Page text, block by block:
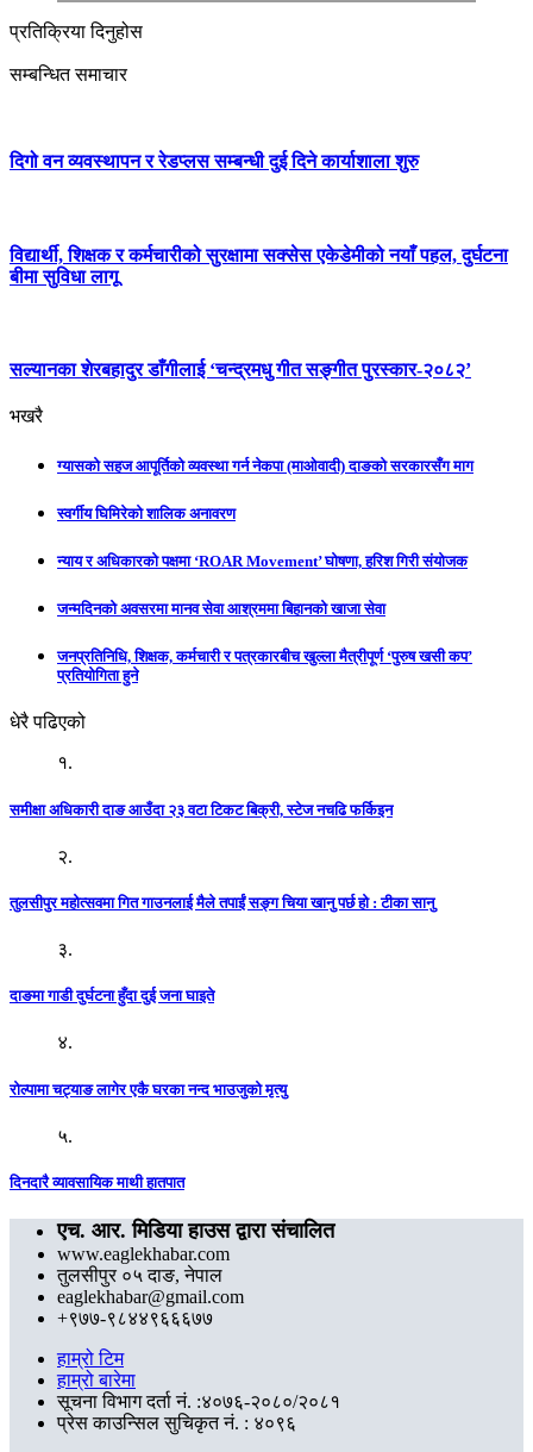
प्रतिक्रिया दिनुहोस
सम्बन्धित समाचार
दिगो वन व्यवस्थापन र रेडप्लस सम्बन्धी दुई दिने कार्याशाला शुरु
विद्यार्थी, शिक्षक र कर्मचारीको सुरक्षामा सक्सेस एकेडेमीको नयाँ पहल, दुर्घटना
बीमा सुविधा लागू
सल्यानका शेरबहादुर डाँगीलाई ‘चन्द्रमधु गीत सङ्गीत पुरस्कार-२०८२’
भखरै
ग्यासको सहज आपूर्तिको व्यवस्था गर्न नेकपा (माओवादी) दाङको सरकारसँग माग
स्वर्गीय घिमिरेको शालिक अनावरण
न्याय र अधिकारको पक्षमा ‘ROAR Movement’ घोषणा, हरिश गिरी संयोजक
जन्मदिनको अवसरमा मानव सेवा आश्रममा बिहानको खाजा सेवा
जनप्रतिनिधि, शिक्षक, कर्मचारी र पत्रकारबीच खुल्ला मैत्रीपूर्ण ‘पुरुष खसी कप’
प्रतियोगिता हुने
धेरै पढिएको
१.
समीक्षा अधिकारी दाङ आउँदा २३ वटा टिकट बिक्री, स्टेज नचढि फर्किइन
२.
तुलसीपुर महोत्सवमा गित गाउनलाई मैले तपाईं सङ्ग चिया खानु पर्छ हो : टीका सानु
३.
दाङमा गाडी दुर्घटना हुँदा दुई जना घाइते
४.
रोल्पामा चट्याङ लागेर एकै घरका नन्द भाउजुको मृत्यु
५.
दिनदारै व्यावसायिक माथी हातपात
एच. आर. मिडिया हाउस द्वारा संचालित
www.eaglekhabar.com
तुलसीपुर ०५ दाङ, नेपाल
eaglekhabar@gmail.com
+९७७-९८४४९६६६७७
हाम्रो टिम
हाम्रो बारेमा
सूचना विभाग दर्ता नं. :४०७६-२०८०/२०८१
प्रेस काउन्सिल सुचिकृत नं. : ४०९६